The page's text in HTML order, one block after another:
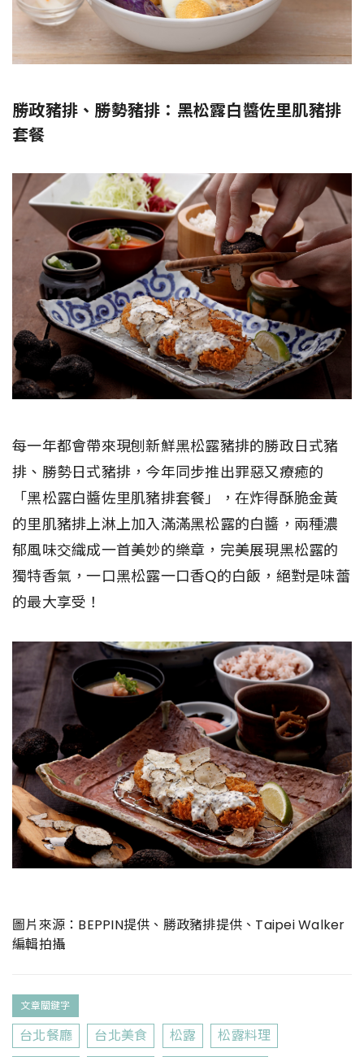
勝政豬排、勝勢豬排：黑松露白醬佐里肌豬排
套餐
每一年都會帶來現刨新鮮黑松露豬排的勝政日式豬
排、勝勢日式豬排，今年同步推出罪惡又療癒的
「黑松露白醬佐里肌豬排套餐」，在炸得酥脆金黃
的里肌豬排上淋上加入滿滿黑松露的白醬，兩種濃
郁風味交織成一首美妙的樂章，完美展現黑松露的
獨特香氣，一口黑松露一口香Q的白飯，絕對是味蕾
的最大享受！
圖片來源：BEPPIN提供、勝政豬排提供、Taipei Walker
編輯拍攝
文章關鍵字
台北餐廳 台北美食 松露
松露料理